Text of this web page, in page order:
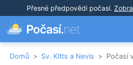
Přesné předpovědi počasí.
Počasí.net
Domů > Sv. Kitts a Nevis > Počasí